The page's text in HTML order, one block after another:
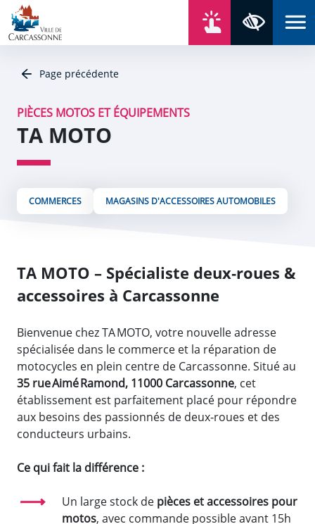
Aller au contenu
Aller au menu
Aller au plan du site
Aller à la recherche
Page précédente
PIÈCES MOTOS ET ÉQUIPEMENTS
TA MOTO
COMMERCES MAGASINS D'ACCESSOIRES AUTOMOBILES
TA MOTO – Spécialiste deux‑roues &
accessoires à Carcassonne
Bienvenue chez TA MOTO, votre nouvelle adresse
spécialisée dans le commerce et la réparation de
motocycles en plein centre de Carcassonne. Situé au
35 rue Aimé Ramond, 11000 Carcassonne, cet
établissement est parfaitement placé pour répondre
aux besoins des passionnés de deux‑roues et des
conducteurs urbains.
Ce qui fait la différence :
Un large stock de pièces et accessoires pour
motos, avec commande possible avant 15h
Panneau de gestion des cookies